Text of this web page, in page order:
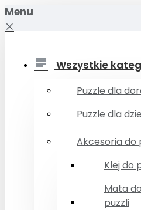
Menu
Wszystkie
Puzzle dla
Puzzle dla
Akcesoria do
Klej do
Mata
puzzli